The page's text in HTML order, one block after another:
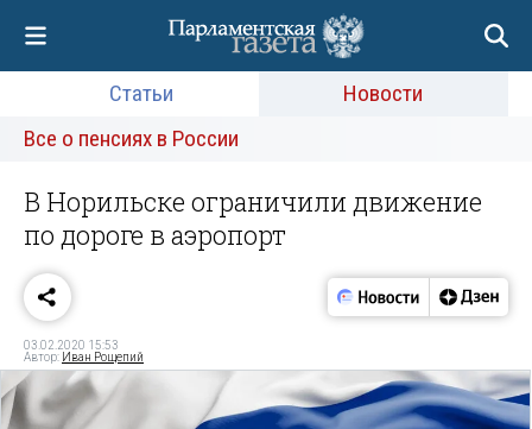
Статьи
Новости
Все о пенсиях в России
В Норильске ограничили движение
по дороге в аэропорт
03.02.2020 15:53
Автор: Иван Рощепий